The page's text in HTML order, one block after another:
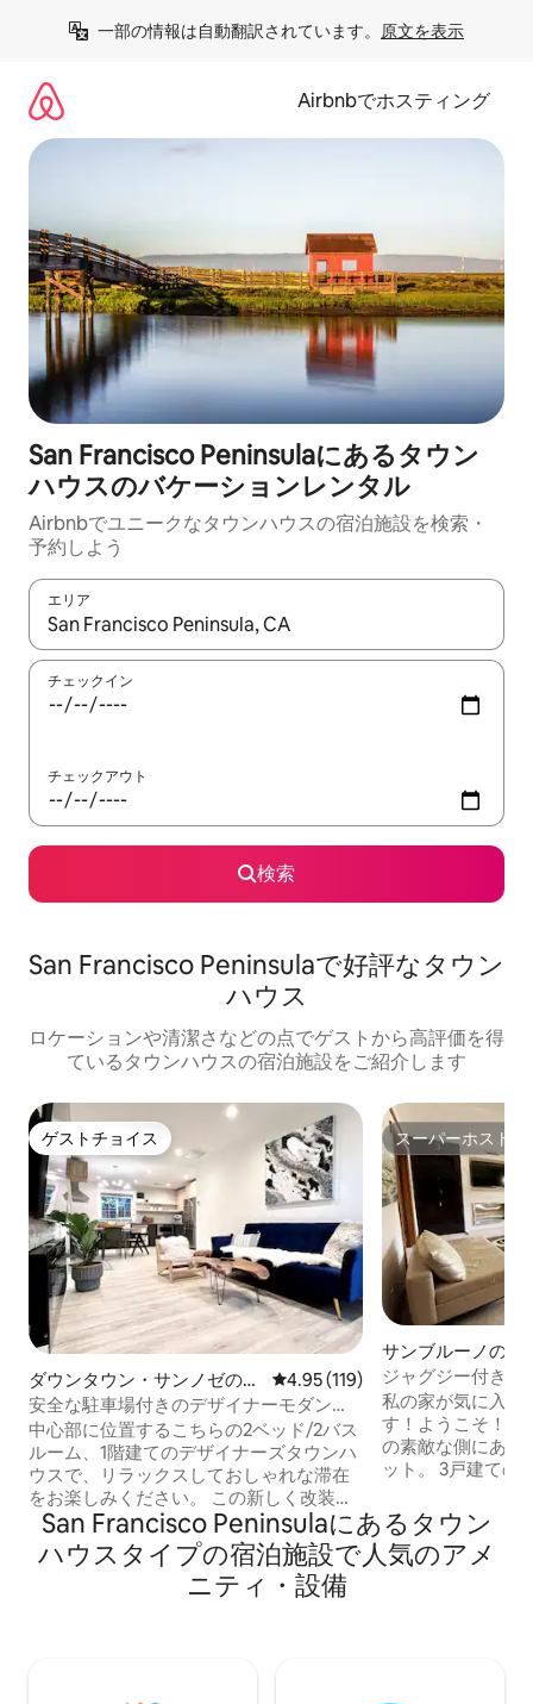
一部の情報は自動翻訳されています。 原文を表示
Airbnbでホスティング
San Francisco Peninsulaにあるタウン
ハウスのバケーションレンタル
Airbnbでユニークなタウンハウスの宿泊施設を検索・
予約しよう
エリア
検索結果が表示されたら、上下の矢印キーを使って移動するか
チェックイン
チェックアウト
検索
San Francisco Peninsulaで好評なタウン
ハウス
ロケーションや清潔さなどの点でゲストから高評価を得
ているタウンハウスの宿泊施設をご紹介します
ゲストチョイス
ゲストチョイス
ダウンタウン・サンノゼの町
家・長屋
レビュー119件、5つ星中4.95つ
4.95 (119)
安全な駐車場付きのデザイナーモダン
2B/2Bタウンハウス
中心部に位置するこちらの2ベッド/2バス
ルーム、1階建てのデザイナーズタウンハ
ウスで、リラックスしておしゃれな滞在
をお楽しみください。 この新しく改装さ
れた家は、すべてのアメニティを新品同
様の状態で提供しています。 SJSUキャン
パス、市役所、ジャパンタウンまで徒歩
で行けます。また、SJC、コールマンシ
スーパーホスト
スーパーホスト
サンブルーノの町
ジャグジー付き浴
で20分
私の家が気に入っ
す！ようこそ！ エル・カミーノ・レアル
の素敵な側にあります。 高速
ット。 3戸建ての広々とした1,400平方フ
フォランショッ
280号線、サンブ
駅、ミルブレイ
San Francisco Peninsulaにあるタウン
ハウスタイプの宿泊施設で人気のアメ
ニティ・設備